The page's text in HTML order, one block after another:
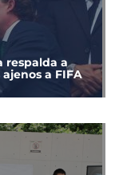
respalda a
a FIFA